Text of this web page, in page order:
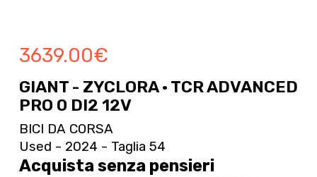
3639.00€
GIANT - ZYCLORA · TCR ADVANCED
PRO 0 DI2 12V
BICI DA CORSA
Used - 2024 - Taglia 54
Acquista senza pensieri